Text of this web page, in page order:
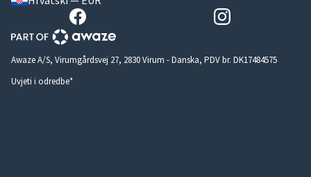
Awaze A/S, Virumgårdsvej 27, 2830 Virum - Danska, PDV br. DK17484575
Uvjeti i odredbe*